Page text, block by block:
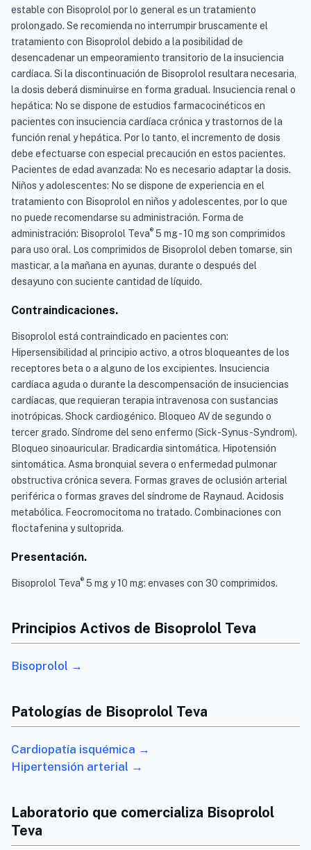
estable con Bisoprolol por lo general es un tratamiento
prolongado. Se recomienda no interrumpir bruscamente el
tratamiento con Bisoprolol debido a la posibilidad de
desencadenar un empeoramiento transitorio de la insuciencia
cardíaca. Si la discontinuación de Bisoprolol resultara necesaria,
la dosis deberá disminuirse en forma gradual. Insuciencia renal o
hepática: No se dispone de estudios farmacocinéticos en
pacientes con insuciencia cardíaca crónica y trastornos de la
función renal y hepática. Por lo tanto, el incremento de dosis
debe efectuarse con especial precaución en estos pacientes.
Pacientes de edad avanzada: No es necesario adaptar la dosis.
Niños y adolescentes: No se dispone de experiencia en el
tratamiento con Bisoprolol en niños y adolescentes, por lo que
no puede recomendarse su administración. Forma de
administración: Bisoprolol Teva® 5 mg - 10 mg son comprimidos
para uso oral. Los comprimidos de Bisoprolol deben tomarse, sin
masticar, a la mañana en ayunas, durante o después del
desayuno con suciente cantidad de líquido.
Contraindicaciones.
Bisoprolol está contraindicado en pacientes con:
Hipersensibilidad al principio activo, a otros bloqueantes de los
receptores beta o a alguno de los excipientes. Insuciencia
cardíaca aguda o durante la descompensación de insuciencias
cardíacas, que requieran terapia intravenosa con sustancias
inotrópicas. Shock cardiogénico. Bloqueo AV de segundo o
tercer grado. Síndrome del seno enfermo (Sick-Synus-Syndrom).
Bloqueo sinoauricular. Bradicardia sintomática. Hipotensión
sintomática. Asma bronquial severa o enfermedad pulmonar
obstructiva crónica severa. Formas graves de oclusión arterial
periférica o formas graves del síndrome de Raynaud. Acidosis
metabólica. Feocromocitoma no tratado. Combinaciones con
floctafenina y sultoprida.
Presentación.
Bisoprolol Teva® 5 mg y 10 mg: envases con 30 comprimidos.
Principios Activos de Bisoprolol Teva
Bisoprolol →
Patologías de Bisoprolol Teva
Cardiopatía isquémica →
Hipertensión arterial →
Laboratorio que comercializa Bisoprolol
Teva